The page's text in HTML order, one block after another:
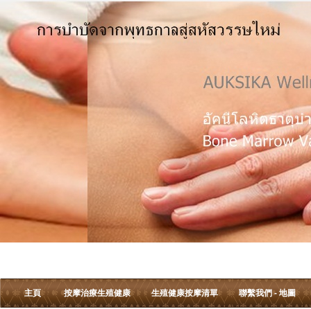
主頁 按摩治療生殖健康 生殖健康按摩清單 聯繫我們 - 地圖